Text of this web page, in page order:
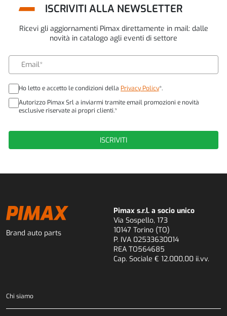
ISCRIVITI ALLA NEWSLETTER
Ricevi gli aggiornamenti Pimax direttamente in mail: dalle
novità in catalogo agli eventi di settore
Ho letto e accetto le condizioni della Privacy Policy*.
Autorizzo Pimax Srl a inviarmi tramite email promozioni e novità
esclusive riservate ai propri clienti.*
Brand auto parts
Pimax s.r.l. a socio unico
Via Sospello, 173
10147 Torino (TO)
P. IVA 02533630014
REA TO564685
Cap. Sociale € 12.000,00 ii.vv.
Chi siamo